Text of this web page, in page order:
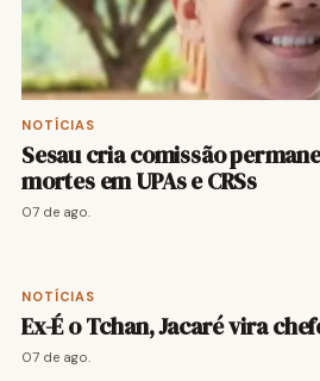
NOTÍCIAS
Sesau cria comissão
mortes em UPAs e CRSs
07 de ago.
NOTÍCIAS
Ex-É o Tchan, Jacaré vira
07 de ago.